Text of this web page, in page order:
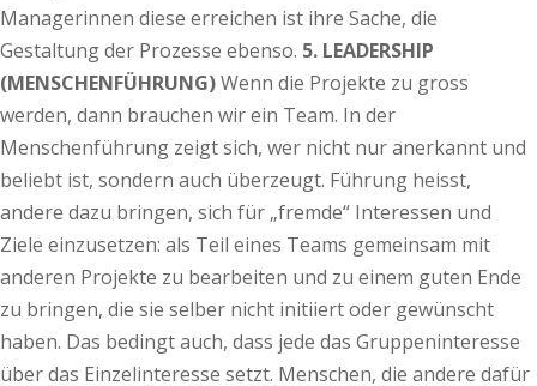
Managerinnen diese erreichen ist ihre Sache, die
Gestaltung der Prozesse ebenso. 5. LEADERSHIP
(MENSCHENFÜHRUNG)Wenn die Projekte zu gross
werden, dann brauchen wir ein Team. In der
Menschenführung zeigt sich, wer nicht nur anerkannt und
beliebt ist, sondern auch überzeugt. Führung heisst,
andere dazu bringen, sich für „fremde“ Interessen und
Ziele einzusetzen: als Teil eines Teams gemeinsam mit
anderen Projekte zu bearbeiten und zu einem guten Ende
zu bringen, die sie selber nicht initiiert oder gewünscht
haben. Das bedingt auch, dass jede das Gruppeninteresse
über das Einzelinteresse setzt. Menschen, die andere dafür